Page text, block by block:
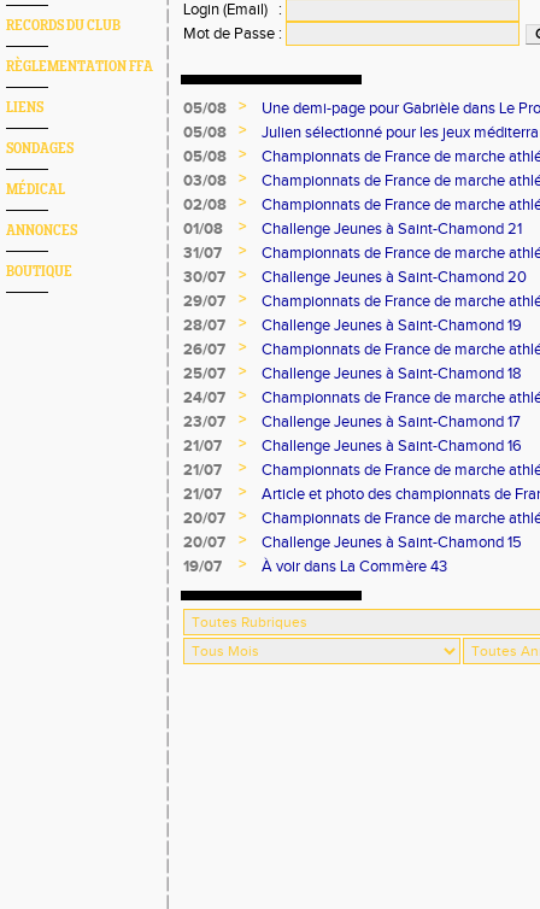
RECORDS DU CLUB
RÈGLEMENTATION FFA
LIENS
SONDAGES
MÉDICAL
ANNONCES
BOUTIQUE
Login (Email)
:
Mot de Passe :
05/08 >
Une demi-page pour Gabrièle dans Le
05/08
>
Julien sélectionné pour les jeux
05/08
>
Championnats de France de marche
03/08
>
Championnats de France de marche
02/08
>
Championnats de France de marche
01/08
>
Challenge Jeunes à Saint-Chamond 21
31/07
>
Championnats de France de marche
30/07
>
Challenge Jeunes à Saint-Chamond 20
29/07
>
Championnats de France de marche
28/07
>
Challenge Jeunes à Saint-Chamond 19
26/07
>
Championnats de France de marche
25/07
>
Challenge Jeunes à Saint-Chamond 18
24/07
>
Championnats de France de marche
23/07
>
Challenge Jeunes à Saint-Chamond 17
21/07
>
Challenge Jeunes à Saint-Chamond 16
21/07
>
Championnats de France de marche
21/07
>
Article et photo des championnats de
Progrès
20/07 >
Championnats de France de marche
20/07
>
Challenge Jeunes à Saint-Chamond 15
19/07
> À voir dans La Commère 43